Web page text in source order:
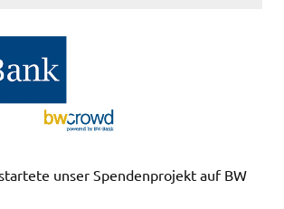
unser Spendenprojekt auf BW